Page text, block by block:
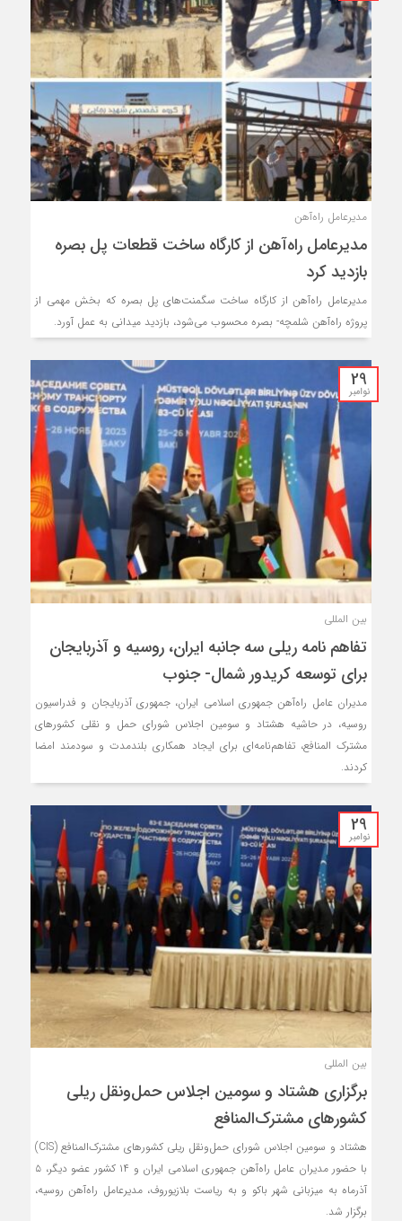
مدیرعامل راه‌آهن
مدیرعامل راه‌آهن از کارگاه ساخت قطعات پل بصره
بازدید کرد
مدیرعامل راه‌آهن از کارگاه ساخت سگمنت‌های پل بصره که بخش مهمی از
پروژه راه‌آهن شلمچه- بصره محسوب می‌شود، بازدید میدانی به عمل آورد.
29
نوامبر
بین المللی
تفاهم نامه ریلی سه جانبه ایران، روسیه و آذربایجان
برای توسعه کریدور شمال- جنوب
‌مدیران عامل راه‌آهن جمهوری اسلامی ایران، جمهوری آذربایجان و فدراسیون
روسیه، در حاشیه هشتاد و سومین اجلاس شورای حمل و نقلی کشورهای
مشترک المنافع، تفاهم‌نامه‌ای برای ایجاد همکاری بلندمدت و سودمند امضا
کردند.
29
نوامبر
بین المللی
برگزاری هشتاد و سومین اجلاس حمل‌ونقل ریلی
کشورهای مشترک‌المنافع
هشتاد و سومین اجلاس شورای حمل‌ونقل ریلی کشورهای مشترک‌المنافع (CIS)
با حضور مدیران عامل راه‌آهن جمهوری اسلامی ایران و ۱۴ کشور عضو دیگر، ۵
آذرماه به میزبانی شهر باکو و به ریاست بلازیوروف، مدیرعامل راه‌آهن روسیه،
برگزار شد.